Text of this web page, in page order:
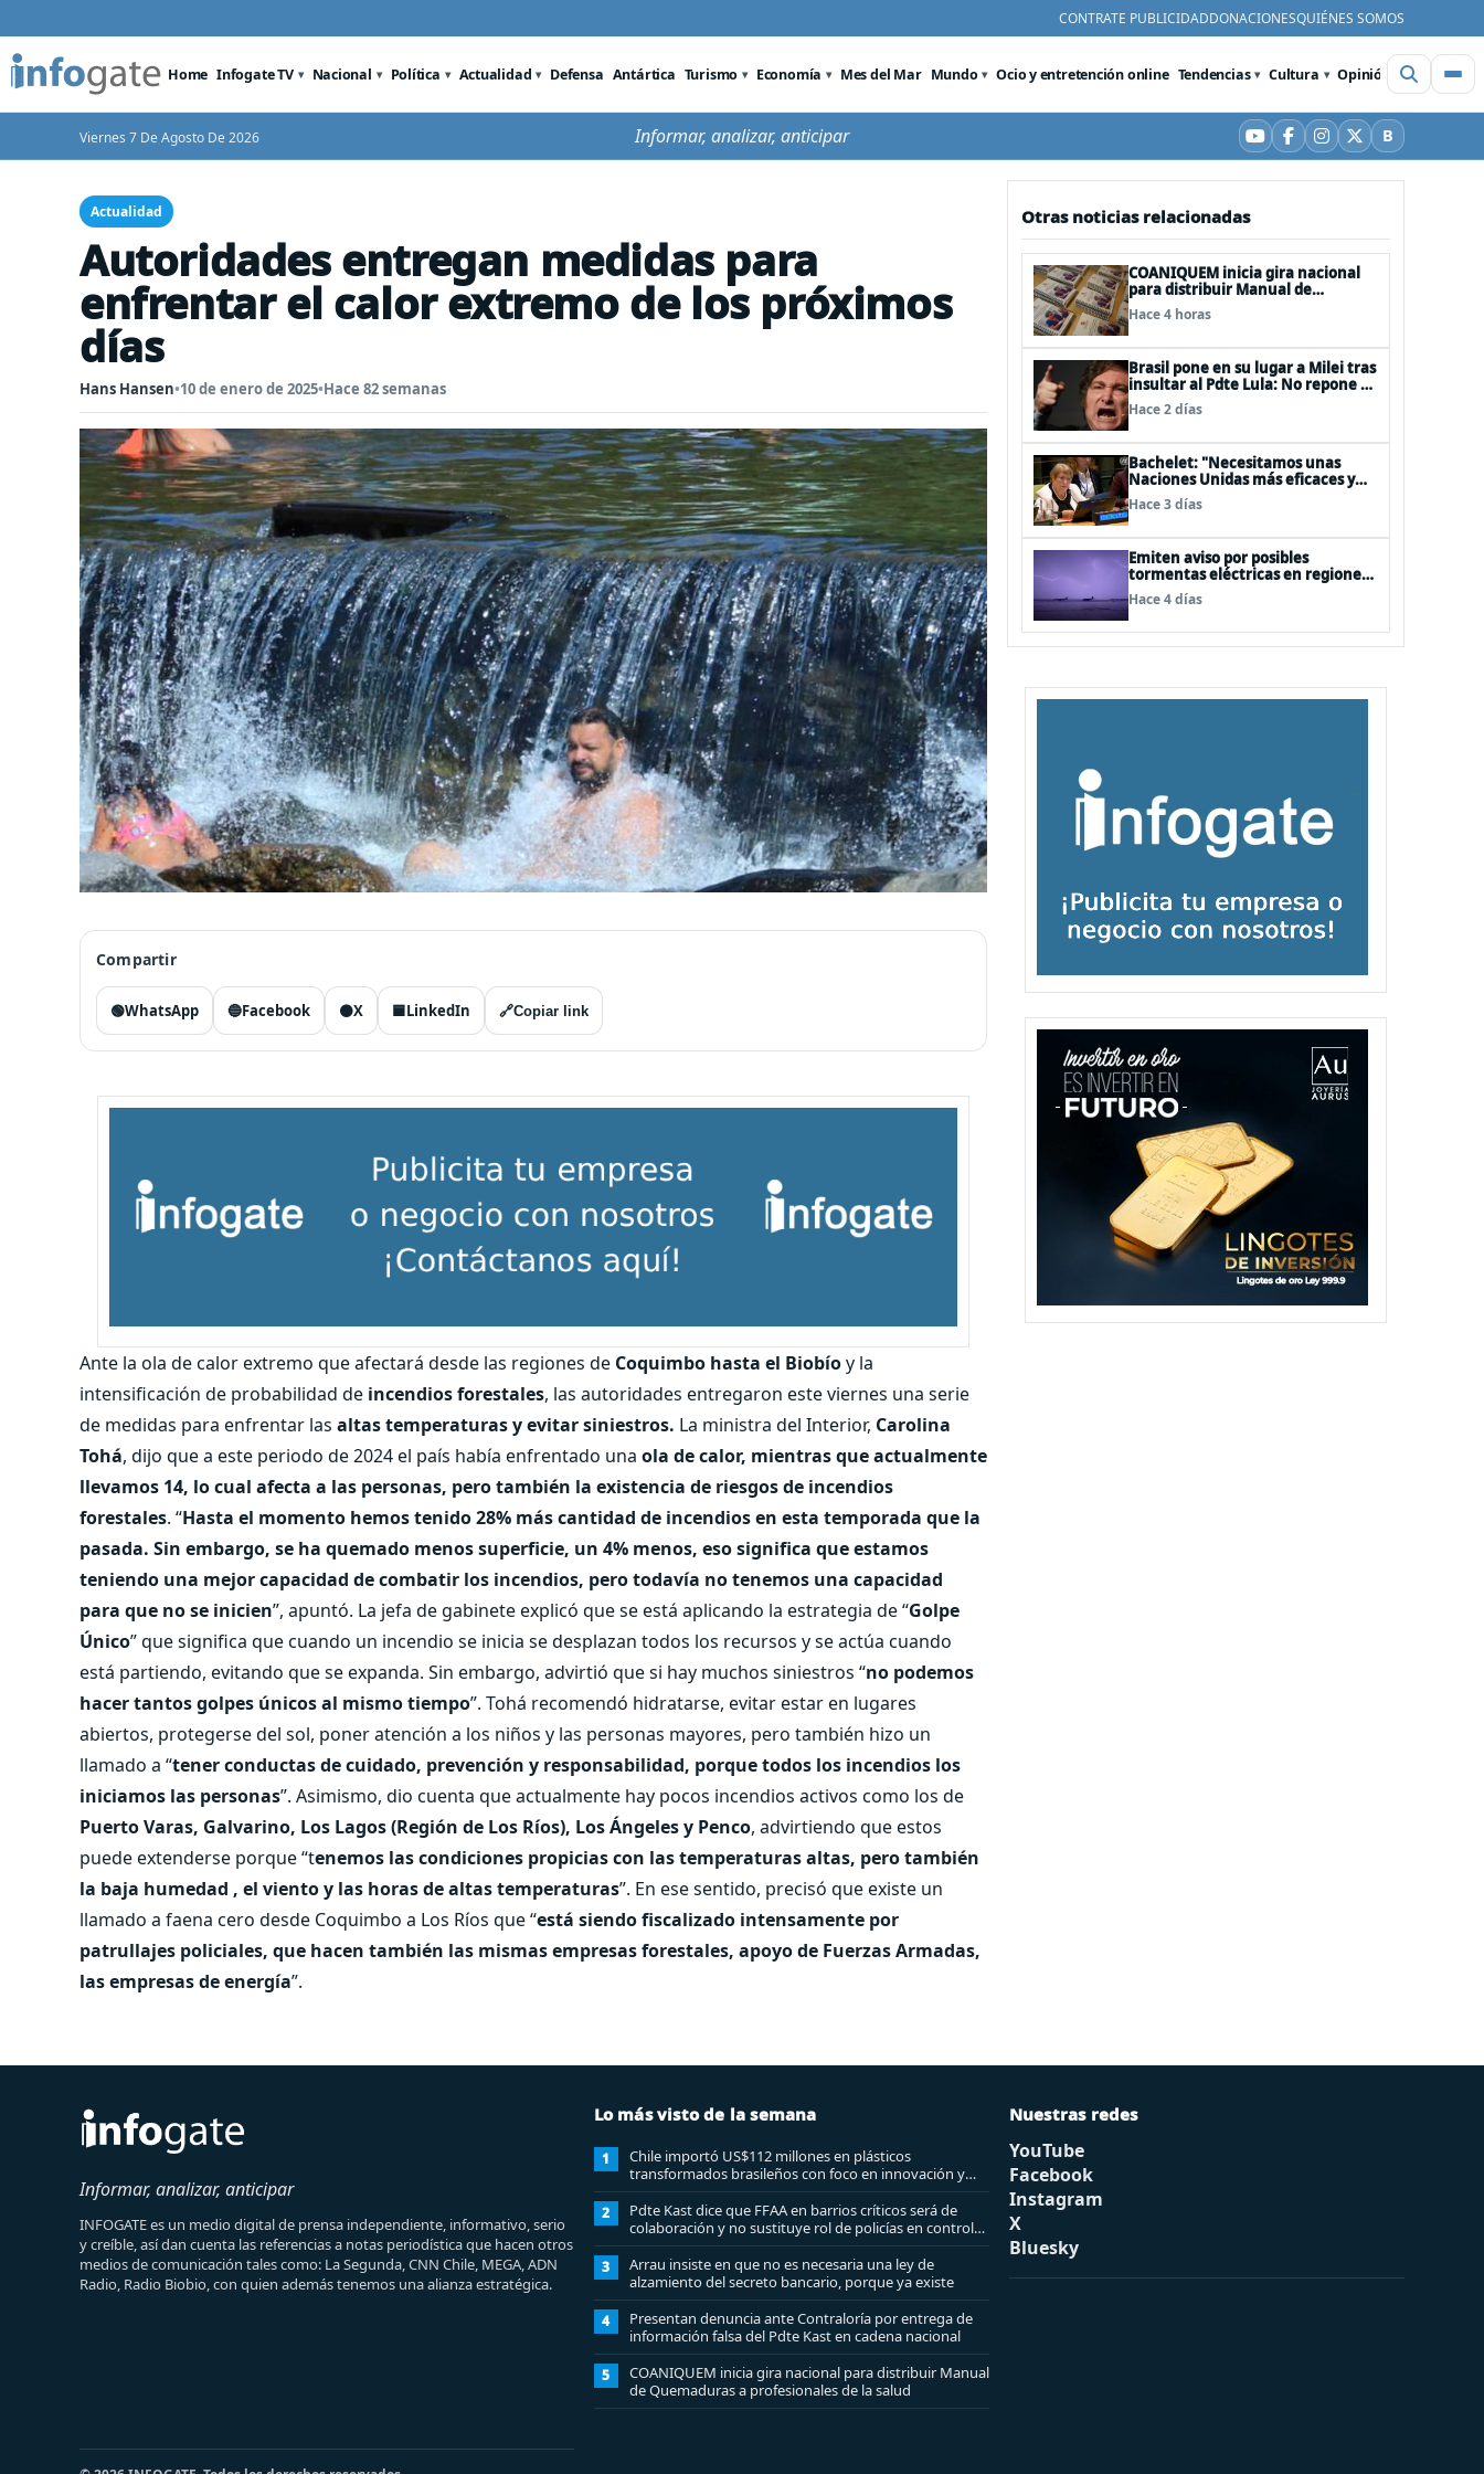
CONTRATE PUBLICIDADDONACIONESQUIÉNES SOMOS
Home Infogate TV Nacional Política Actualidad Defensa Antártica Turismo Economía Mes del Mar Mundo Ocio y entretención online Tendencias Cultura Opinión Videos
Viernes 7 De Agosto De 2026 Informar, analizar, anticipar YouTube
Facebook
Instagram
X BBluesky
Actualidad
Autoridades entregan medidas para
enfrentar el calor extremo de los próximos
días
Hans Hansen•10 de enero de 2025•Hace 82 semanas
Compartir
🟢WhatsApp 🔵Facebook ⚫X 🟦LinkedIn 🔗Copiar link
Ante la ola de calor extremo que afectará desde las regiones de Coquimbo hasta el Biobíoy la
intensificación de probabilidad de incendios forestales, las autoridades entregaron este viernes una serie
de medidas para enfrentar las altas temperaturas y evitar siniestros. La ministra del Interior, Carolina
Tohá, dijo que a este periodo de 2024 el país había enfrentado una ola de calor, mientras que actualmente
llevamos 14, lo cual afecta a las personas, pero también la existencia de riesgos de incendios
forestales. “Hasta el momento hemos tenido 28% más cantidad de incendios en esta temporada que la
pasada. Sin embargo, se ha quemado menos superficie, un 4% menos, eso significa que estamos
teniendo una mejor capacidad de combatir los incendios, pero todavía no tenemos una capacidad
para que no se inicien”, apuntó. La jefa de gabinete explicó que se está aplicando la estrategia de “Golpe
Único” que significa que cuando un incendio se inicia se desplazan todos los recursos y se actúa cuando
está partiendo, evitando que se expanda. Sin embargo, advirtió que si hay muchos siniestros “no podemos
hacer tantos golpes únicos al mismo tiempo”. Tohá recomendó hidratarse, evitar estar en lugares
abiertos, protegerse del sol, poner atención a los niños y las personas mayores, pero también hizo un
llamado a “tener conductas de cuidado, prevención y responsabilidad, porque todos los incendios los
iniciamos las personas”. Asimismo, dio cuenta que actualmente hay pocos incendios activos como los de
Puerto Varas, Galvarino, Los Lagos (Región de Los Ríos), Los Ángeles y Penco, advirtiendo que estos
puede extenderse porque “tenemos las condiciones propicias con las temperaturas altas, pero también
la baja humedad , el viento y las horas de altas temperaturas”. En ese sentido, precisó que existe un
llamado a faena cero desde Coquimbo a Los Ríos que “está siendo fiscalizado intensamente por
patrullajes policiales, que hacen también las mismas empresas forestales, apoyo de Fuerzas Armadas,
las empresas de energía”.
Otras noticias relacionadas
COANIQUEM inicia gira nacional
para distribuir Manual de
Quemaduras a profesionales de la
salud
Hace 4 horas
Brasil pone en su lugar a Milei tras
insultar al Pdte Lula: No repone al
embajador en BBSS y rebaja la
relación bilateral
Hace 2 días
Bachelet: "Necesitamos unas
Naciones Unidas más eficaces y
cercanas a las personas"
Hace 3 días
Emiten aviso por posibles
tormentas eléctricas en regiones
de Los Lagos y Aysén
Hace 4 días
Informar, analizar, anticipar
INFOGATE es un medio digital de prensa independiente, informativo, serio
y creíble, así dan cuenta las referencias a notas periodística que hacen otros
medios de comunicación tales como: La Segunda, CNN Chile, MEGA, ADN
Radio, Radio Biobio, con quien además tenemos una alianza estratégica.
Lo más visto de la semana
1
Chile importó US$112 millones en plásticos
transformados brasileños con foco en innovación y
sostenibilidad
2
Pdte Kast dice que FFAA en barrios críticos será de
colaboración y no sustituye rol de policías en control
del orden público
3
Arrau insiste en que no es necesaria una ley de
alzamiento del secreto bancario, porque ya existe
4
Presentan denuncia ante Contraloría por entrega de
información falsa del Pdte Kast en cadena nacional
5
COANIQUEM inicia gira nacional para distribuir Manual
de Quemaduras a profesionales de la salud
Nuestras redes
YouTube
Facebook
Instagram
X
Bluesky